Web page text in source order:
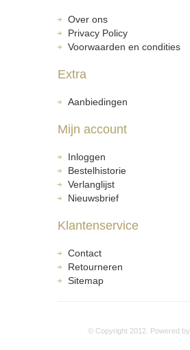
Over ons
Privacy Policy
Voorwaarden en condities
Extra
Aanbiedingen
Mijn account
Inloggen
Bestelhistorie
Verlanglijst
Nieuwsbrief
Klantenservice
Contact
Retourneren
Sitemap
© Copyright 2012. Powered by